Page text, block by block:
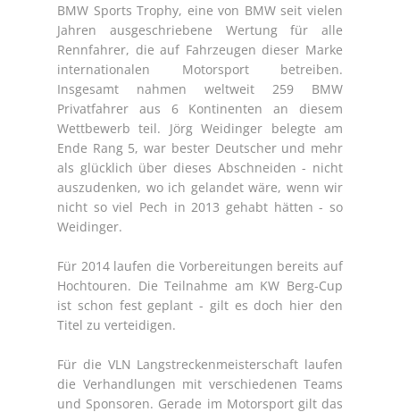
BMW Sports Trophy, eine von BMW seit vielen
Jahren ausgeschriebene Wertung für alle
Rennfahrer, die auf Fahrzeugen dieser Marke
internationalen Motorsport betreiben.
Insgesamt nahmen weltweit 259 BMW
Privatfahrer aus 6 Kontinenten an diesem
Wettbewerb teil. Jörg Weidinger belegte am
Ende Rang 5, war bester Deutscher und mehr
als glücklich über dieses Abschneiden - nicht
auszudenken, wo ich gelandet wäre, wenn wir
nicht so viel Pech in 2013 gehabt hätten - so
Weidinger.
Für 2014 laufen die Vorbereitungen bereits auf
Hochtouren. Die Teilnahme am KW Berg-Cup
ist schon fest geplant - gilt es doch hier den
Titel zu verteidigen.
Für die VLN Langstreckenmeisterschaft laufen
die Verhandlungen mit verschiedenen Teams
und Sponsoren. Gerade im Motorsport gilt das